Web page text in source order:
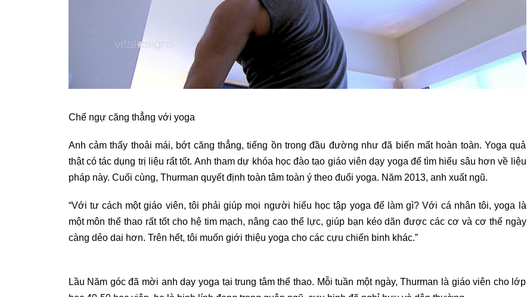
Chế ngự căng thẳng với yoga
Anh cảm thấy thoải mái, bớt căng thẳng, tiếng ồn trong đầu đường như đã biến mất hoàn toàn. Yoga quả
thật có tác dụng trị liệu rất tốt. Anh tham dự khóa học đào tạo giáo viên dạy yoga để tìm hiểu sâu hơn về liệu
pháp này. Cuối cùng, Thurman quyết định toàn tâm toàn ý theo đuổi yoga. Năm 2013, anh xuất ngũ.
“Với tư cách một giáo viên, tôi phải giúp mọi người hiểu học tập yoga để làm gì? Với cá nhân tôi, yoga là
một môn thể thao rất tốt cho hệ tim mạch, nâng cao thể lực, giúp bạn kéo dãn được các cơ và cơ thể ngày
càng dẻo dai hơn. Trên hết, tôi muốn giới thiệu yoga cho các cựu chiến binh khác.”
Lầu Năm góc đã mời anh dạy yoga tại trung tâm thể thao. Mỗi tuần một ngày, Thurman là giáo viên cho lớp